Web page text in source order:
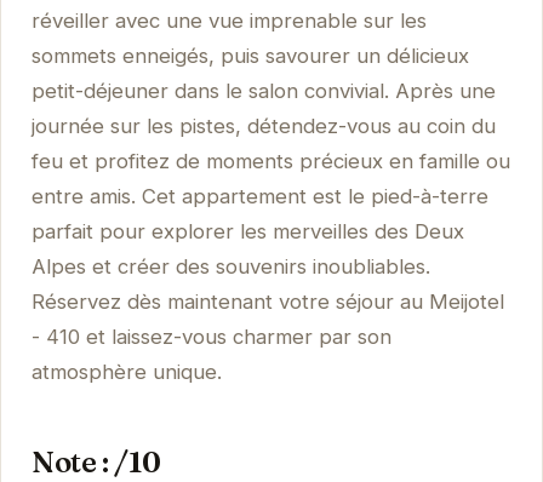
réveiller avec une vue imprenable sur les
sommets enneigés, puis savourer un délicieux
petit-déjeuner dans le salon convivial. Après une
journée sur les pistes, détendez-vous au coin du
feu et profitez de moments précieux en famille ou
entre amis. Cet appartement est le pied-à-terre
parfait pour explorer les merveilles des Deux
Alpes et créer des souvenirs inoubliables.
Réservez dès maintenant votre séjour au Meijotel
- 410 et laissez-vous charmer par son
atmosphère unique.
Note : /10